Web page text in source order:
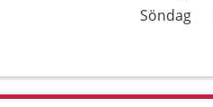
Söndag